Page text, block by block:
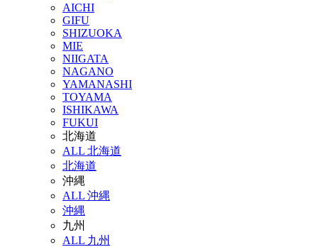
AICHI
GIFU
SHIZUOKA
MIE
NIIGATA
NAGANO
YAMANASHI
TOYAMA
ISHIKAWA
FUKUI
北海道
ALL 北海道
北海道
沖縄
ALL 沖縄
沖縄
九州
ALL 九州